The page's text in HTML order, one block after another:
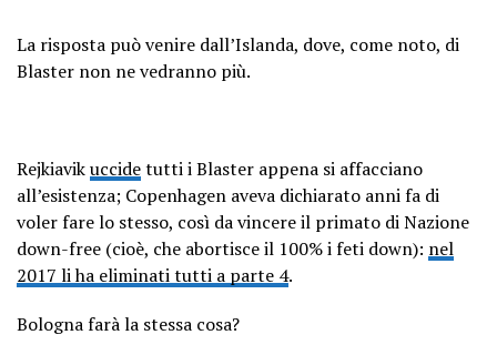
La risposta può venire dall’Islanda, dove, come noto, di
Blaster non ne vedranno più.
Rejkiavikuccidetutti i Blaster appena si affacciano
all’esistenza; Copenhagen aveva dichiarato anni fa di
voler fare lo stesso, così da vincere il primato di Nazione
down-free (cioè, che abortisce il 100% i feti down): nel
2017 li ha eliminati tutti a parte 4.
Bologna farà la stessa cosa?